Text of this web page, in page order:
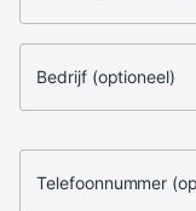
Bedrijf (optioneel)
Telefoonnummer